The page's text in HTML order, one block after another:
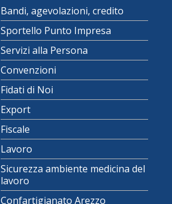
Bandi, agevolazioni, credito
Sportello Punto Impresa
Servizi alla Persona
Convenzioni
Fidati di Noi
Export
Fiscale
Lavoro
Sicurezza ambiente medicina del
lavoro
Confartigianato Arezzo